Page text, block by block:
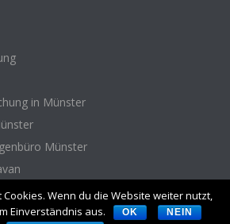
in Münster
Münster
Wenn du die Website weiter nutzt,
Einverständnis aus.
OK
NEIN